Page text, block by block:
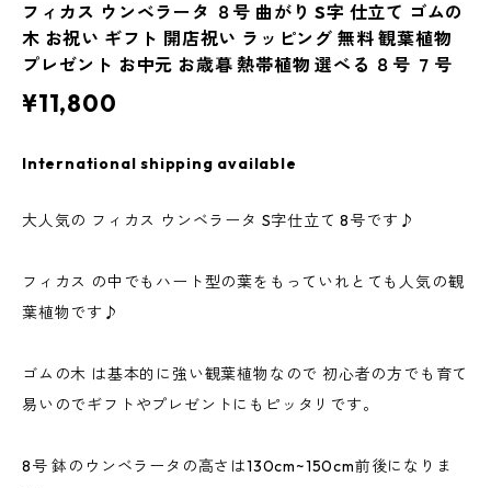
フィカス ウンベラータ ８号 曲がり S字 仕立て ゴムの
木 お祝い ギフト 開店祝い ラッピング 無料 観葉植物
プレゼント お中元 お歳暮 熱帯植物 選べる ８号 ７号
¥11,800
International shipping available
大人気の フィカス ウンベラータ S字仕立て 8号です♪
フィカス の中でもハート型の葉をもっていれとても人気の観
葉植物です♪
ゴムの木 は基本的に強い観葉植物なので 初心者の方でも育て
易いのでギフトやプレゼントにもピッタリです。
8号 鉢のウンベラータの高さは130cm~150cm前後になりま